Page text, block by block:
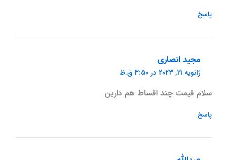
پاسخ
مجید انصاری
ژانویه 19, 2023 در 3:50 ق.ظ
سلام قیمت چند اقساط هم دارین
پاسخ